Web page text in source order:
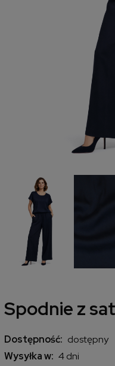
Spodnie z
Dostępność: dostępny
Wysyłka w: 4 dni